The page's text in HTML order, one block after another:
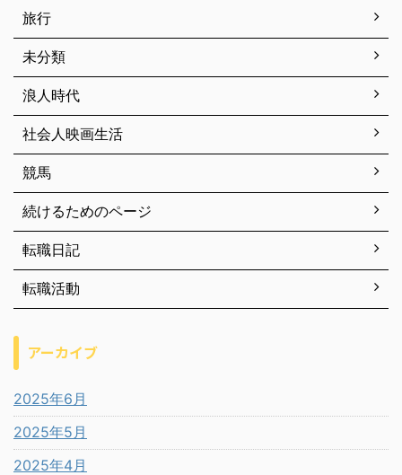
旅行
未分類
浪人時代
社会人映画生活
競馬
続けるためのページ
転職日記
転職活動
アーカイブ
2025年6月
2025年5月
2025年4月